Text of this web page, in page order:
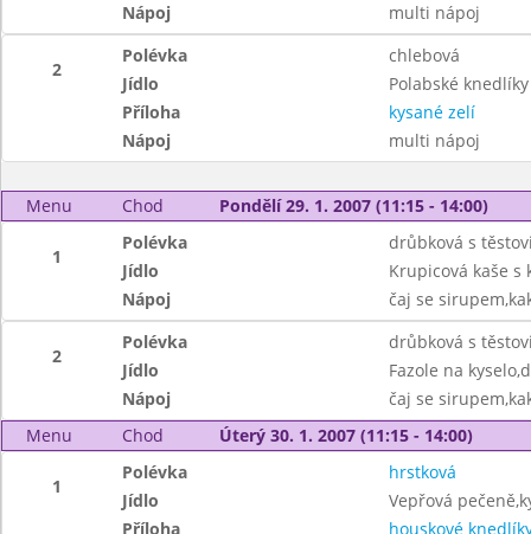
Nápoj
multi nápoj
2
Polévka
chlebová
Jídlo
Polabské
Příloha
kysané zelí
Nápoj
multi nápoj
Menu Chod Pondělí 29. 1. 2007 (11:15 - 14:00)
1
Polévka
drůbková s
Jídlo
Krupicová kaše s
Nápoj
čaj se
2
Polévka
drůbková s
Jídlo
Fazole na
Nápoj
čaj se
Menu
Chod Úterý 30. 1. 2007 (11:15 - 14:00)
1
Polévka
hrstková
Jídlo
Vepřová
Příloha
houskové